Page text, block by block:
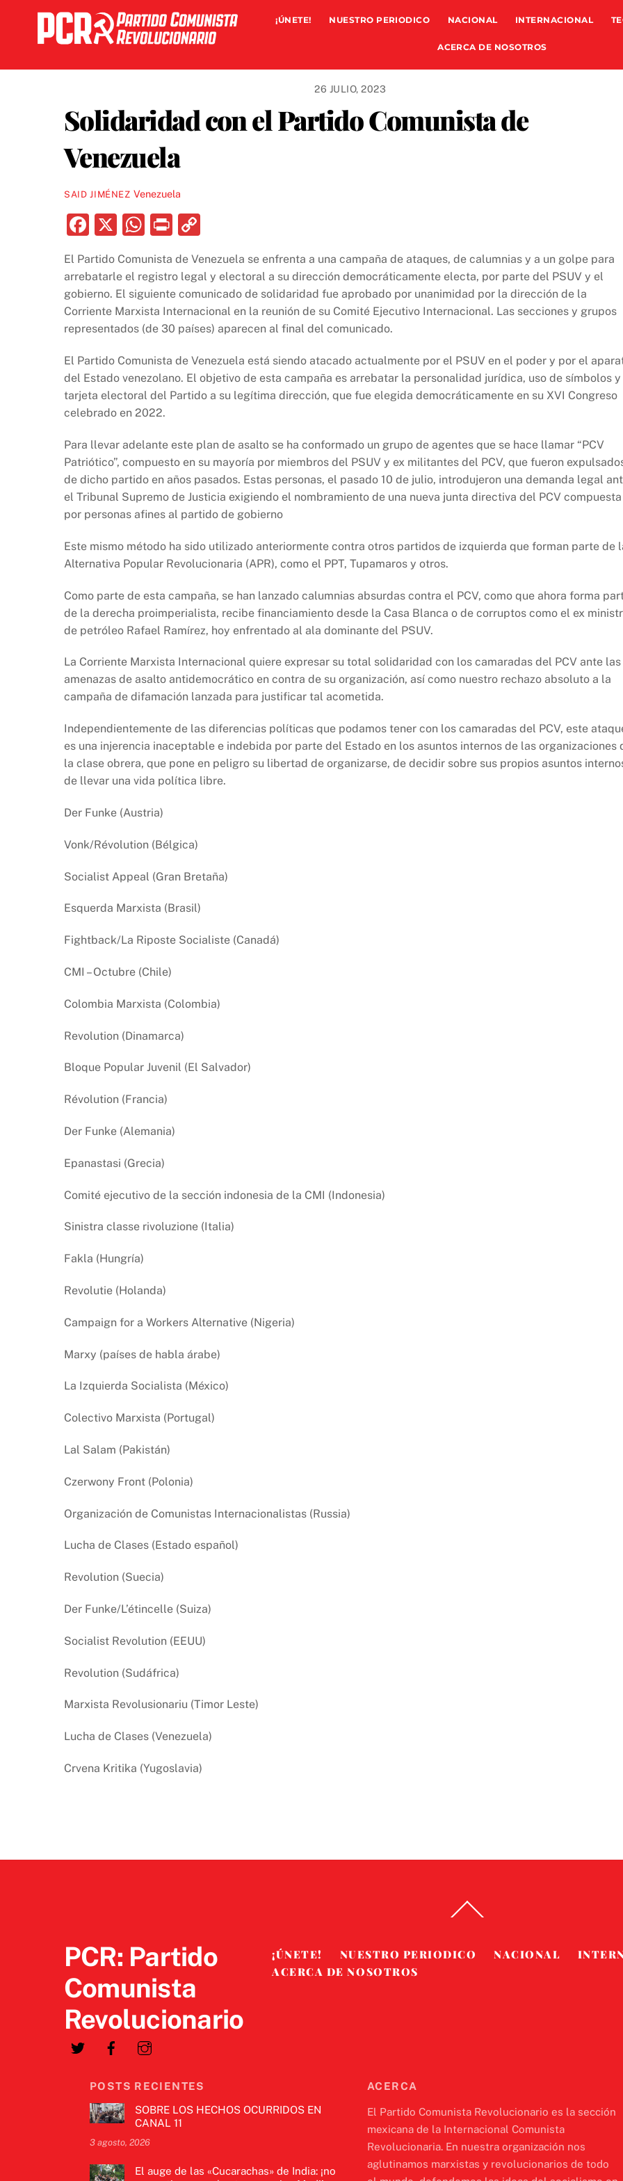
content
¡ÚNETE! NUESTRO PERIODICO NACIONAL INTERNACIONAL
ACERCA DE NOSOTROS
26 JULIO, 2023
Solidaridad con el Partido Comunista de
Venezuela
SAID JIMÉNEZ Venezuela
F
c
e
b
o
o
k
X
W
at
s
A
p
p
P
nt p
y
Li
n
k
El Partido Comunista de Venezuela se enfrenta a una campaña de ataques, de calumnias y a un golpe para
arrebatarle el registro legal y electoral a su dirección democráticamente electa, por parte del PSUV y el
gobierno. El siguiente comunicado de solidaridad fue aprobado por unanimidad por la dirección de la
Corriente Marxista Internacional en la reunión de su Comité Ejecutivo Internacional. Las secciones y grupos
representados (de 30 países) aparecen al final del comunicado.
El Partido Comunista de Venezuela está siendo atacado actualmente por el PSUV en el poder y por el
del Estado venezolano. El objetivo de esta campaña es arrebatar la personalidad jurídica, uso de símbolos y
tarjeta electoral del Partido a su legítima dirección, que fue elegida democráticamente en su XVI Congreso
celebrado en 2022.
Para llevar adelante este plan de asalto se ha conformado un grupo de agentes que se hace llamar “PCV
Patriótico”, compuesto en su mayoría por miembros del PSUV y ex militantes del PCV, que fueron
de dicho partido en años pasados. Estas personas, el pasado 10 de julio, introdujeron una demanda legal
el Tribunal Supremo de Justicia exigiendo el nombramiento de una nueva junta directiva del PCV compuesta
por personas afines al partido de gobierno
Este mismo método ha sido utilizado anteriormente contra otros partidos de izquierda que forman parte de
Alternativa Popular Revolucionaria (APR), como el PPT, Tupamaros y otros.
Como parte de esta campaña, se han lanzado calumnias absurdas contra el PCV, como que ahora forma
de la derecha proimperialista, recibe financiamiento desde la Casa Blanca o de corruptos como el ex
de petróleo Rafael Ramírez, hoy enfrentado al ala dominante del PSUV.
La Corriente Marxista Internacional quiere expresar su total solidaridad con los camaradas del PCV ante las
amenazas de asalto antidemocrático en contra de su organización, así como nuestro rechazo absoluto a la
campaña de difamación lanzada para justificar tal acometida.
Independientemente de las diferencias políticas que podamos tener con los camaradas del PCV, este
es una injerencia inaceptable e indebida por parte del Estado en los asuntos internos de las organizaciones
la clase obrera, que pone en peligro su libertad de organizarse, de decidir sobre sus propios asuntos
de llevar una vida política libre.
Der Funke (Austria)
Vonk/Révolution (Bélgica)
Socialist Appeal (Gran Bretaña)
Esquerda Marxista (Brasil)
Fightback/La Riposte Socialiste (Canadá)
CMI – Octubre (Chile)
Colombia Marxista (Colombia)
Revolution (Dinamarca)
Bloque Popular Juvenil (El Salvador)
Révolution (Francia)
Der Funke (Alemania)
Epanastasi (Grecia)
Comité ejecutivo de la sección indonesia de la CMI (Indonesia)
Sinistra classe rivoluzione (Italia)
Fakla (Hungría)
Revolutie (Holanda)
Campaign for a Workers Alternative (Nigeria)
Marxy (países de habla árabe)
La Izquierda Socialista (México)
Colectivo Marxista (Portugal)
Lal Salam (Pakistán)
Czerwony Front (Polonia)
Organización de Comunistas Internacionalistas (Russia)
Lucha de Clases (Estado español)
Revolution (Suecia)
Der Funke/L’étincelle (Suiza)
Socialist Revolution (EEUU)
Revolution (Sudáfrica)
Marxista Revolusionariu (Timor Leste)
Lucha de Clases (Venezuela)
Crvena Kritika (Yugoslavia)
To
PCR: Partido
Comunista
Revolucionario
¡ÚNETE! NUESTRO PERIODICO NACIONAL
ACERCA DE NOSOTROS
POSTS RECIENTES
SOBRE LOS HECHOS OCURRIDOS EN
CANAL 11
3 agosto, 2026
El auge de las «Cucarachas» de India: ¡no
ACERCA
El Partido Comunista Revolucionario es la sección
mexicana de la Internacional Comunista
Revolucionaria. En nuestra organización nos
aglutinamos marxistas y revolucionarios de todo